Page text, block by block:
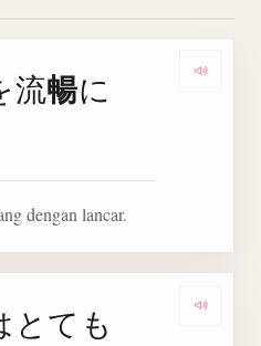
流暢に
dengan lancar.
とても